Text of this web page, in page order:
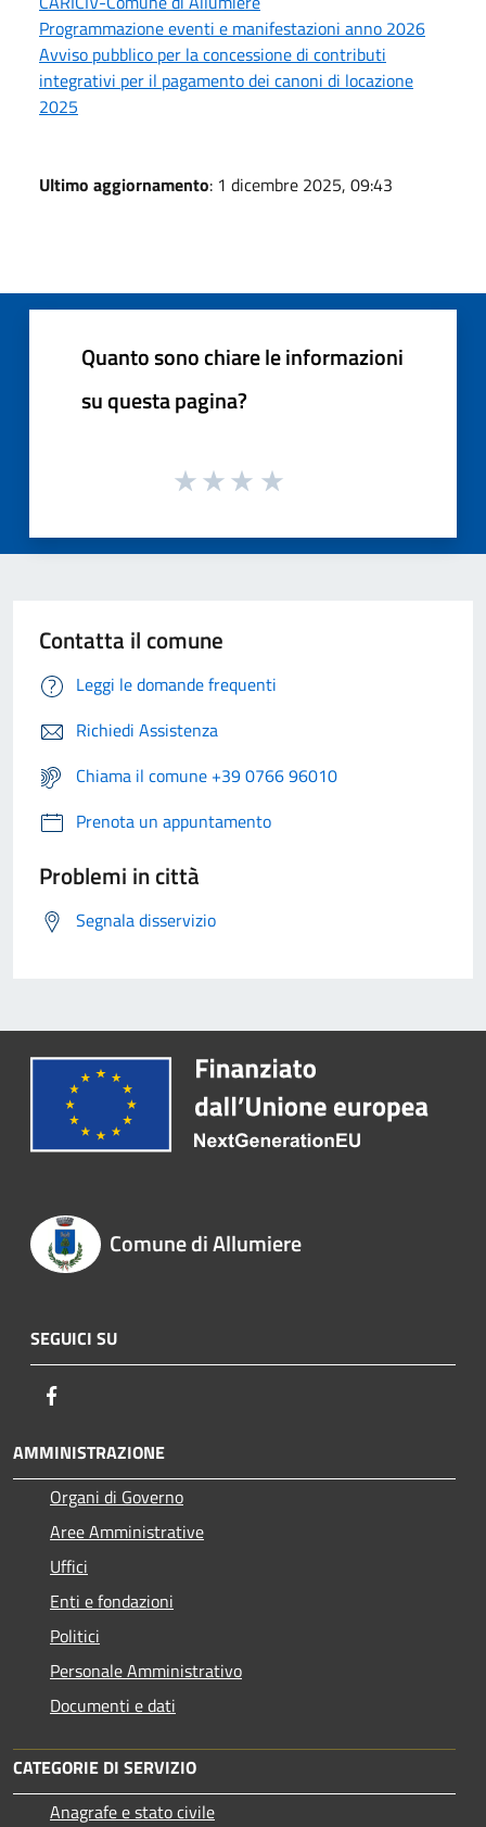
Programmazione eventi e manifestazioni anno 2026
Avviso pubblico per la concessione di contributi
integrativi per il pagamento dei canoni di locazione
2025
Ultimo aggiornamento: 1 dicembre 2025, 09:43
Quanto sono chiare le informazioni
su questa pagina?
Contatta il comune
Leggi le domande frequenti
Richiedi Assistenza
Chiama il comune +39 0766 96010
Prenota un appuntamento
Problemi in città
Segnala disservizio
Comune di Allumiere
SEGUICI SU
AMMINISTRAZIONE
Organi di Governo
Aree Amministrative
Uffici
Enti e fondazioni
Politici
Personale Amministrativo
Documenti e dati
CATEGORIE DI SERVIZIO
Anagrafe e stato civile